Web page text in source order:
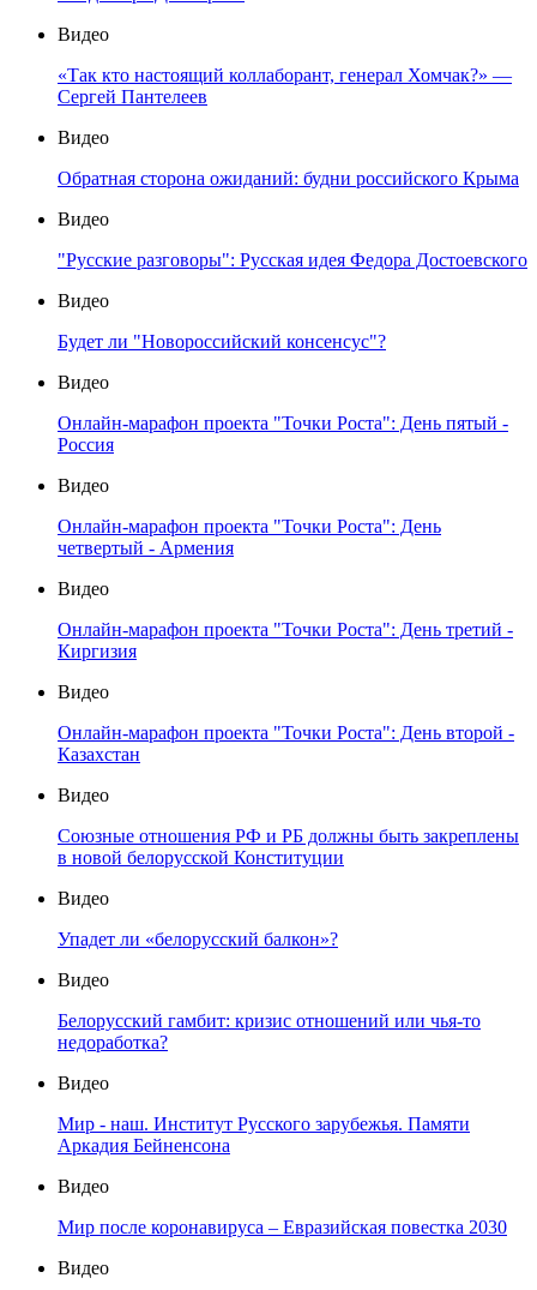
Видео
«Так кто настоящий коллаборант, генерал Хомчак?» —
Сергей Пантелеев
Видео
Обратная сторона ожиданий: будни российского Крыма
Видео
"Русские разговоры": Русская идея Федора Достоевского
Видео
Будет ли "Новороссийский консенсус"?
Видео
Онлайн-марафон проекта "Точки Роста": День пятый -
Россия
Видео
Онлайн-марафон проекта "Точки Роста": День
четвертый - Армения
Видео
Онлайн-марафон проекта "Точки Роста": День третий -
Киргизия
Видео
Онлайн-марафон проекта "Точки Роста": День второй -
Казахстан
Видео
Союзные отношения РФ и РБ должны быть закреплены
в новой белорусской Конституции
Видео
Упадет ли «белорусский балкон»?
Видео
Белорусский гамбит: кризис отношений или чья-то
недоработка?
Видео
Мир - наш. Институт Русского зарубежья. Памяти
Аркадия Бейненсона
Видео
Мир после коронавируса – Евразийская повестка 2030
Видео